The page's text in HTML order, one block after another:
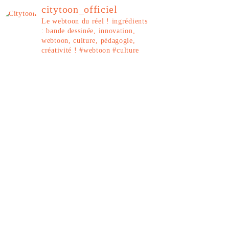
citytoon_officiel
Le webtoon du réel ! ingrédients
: bande dessinée, innovation,
webtoon, culture, pédagogie,
créativité ! #webtoon #culture